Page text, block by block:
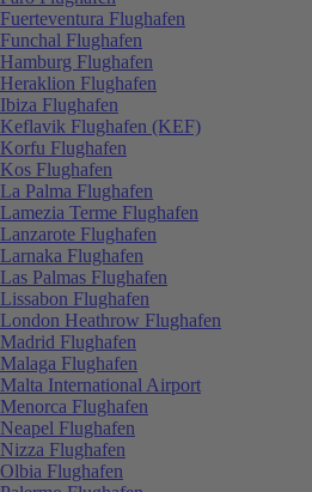
Fuerteventura Flughafen
Funchal Flughafen
Hamburg Flughafen
Heraklion Flughafen
Ibiza Flughafen
Keflavik Flughafen (KEF)
Korfu Flughafen
Kos Flughafen
La Palma Flughafen
Lamezia Terme Flughafen
Lanzarote Flughafen
Larnaka Flughafen
Las Palmas Flughafen
Lissabon Flughafen
London Heathrow Flughafen
Madrid Flughafen
Malaga Flughafen
Malta International Airport
Menorca Flughafen
Neapel Flughafen
Nizza Flughafen
Olbia Flughafen